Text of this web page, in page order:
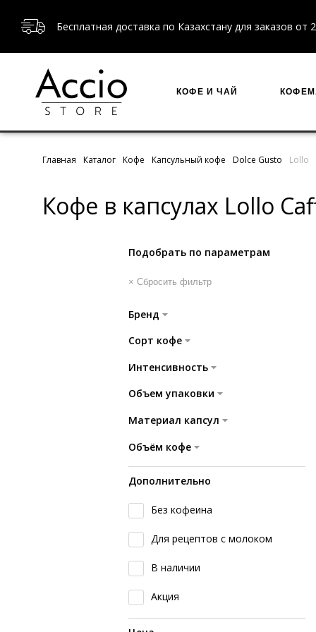
Бесплатная доставка по Казахстану для заказов от
КОФЕ И ЧАЙ
Главная Каталог Кофе Капсульный кофе Dolce Gusto Lollo
Кофе в капсулах Lollo
Подобрать по параметрам
× Сбросить фильтр
Бренд
Сорт кофе
Интенсивность
Объем упаковки
Материал капсул
Объём кофе
Дополнительно
Без кофеина
Для рецептов с молоком
В наличии
Акция